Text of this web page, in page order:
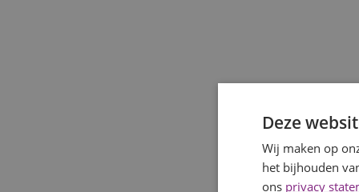
Deze
Wij maken op
het bijhouden
ons privacy